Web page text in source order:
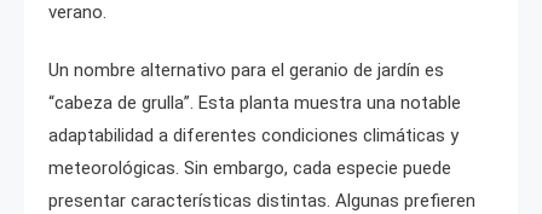
verano.
Un nombre alternativo para el geranio de jardín es
“cabeza de grulla”. Esta planta muestra una notable
adaptabilidad a diferentes condiciones climáticas y
meteorológicas. Sin embargo, cada especie puede
presentar características distintas. Algunas prefieren